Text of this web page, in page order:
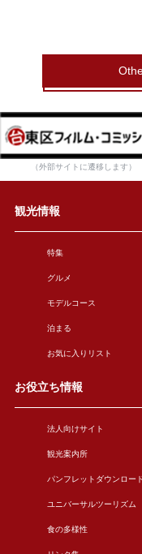
（外部サイトに遷移します）
観光情報
特集
グルメ
モデルコース
泊まる
お気に入りリスト
お役立ち情報
法人向けサイト
観光案内所
パンフレットダウンロー
ユニバーサルツーリズム
食の多様性